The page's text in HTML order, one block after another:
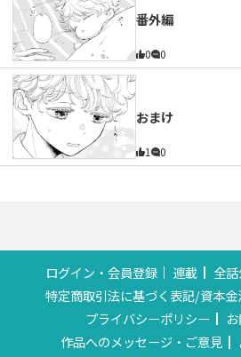
番外編
0 0
おまけ
1 0
ログイン・会員登録 連載 全
特定商取引法に基づく表記/資本金
プライバシーポリシー
作品へのメッセージ・ご意見